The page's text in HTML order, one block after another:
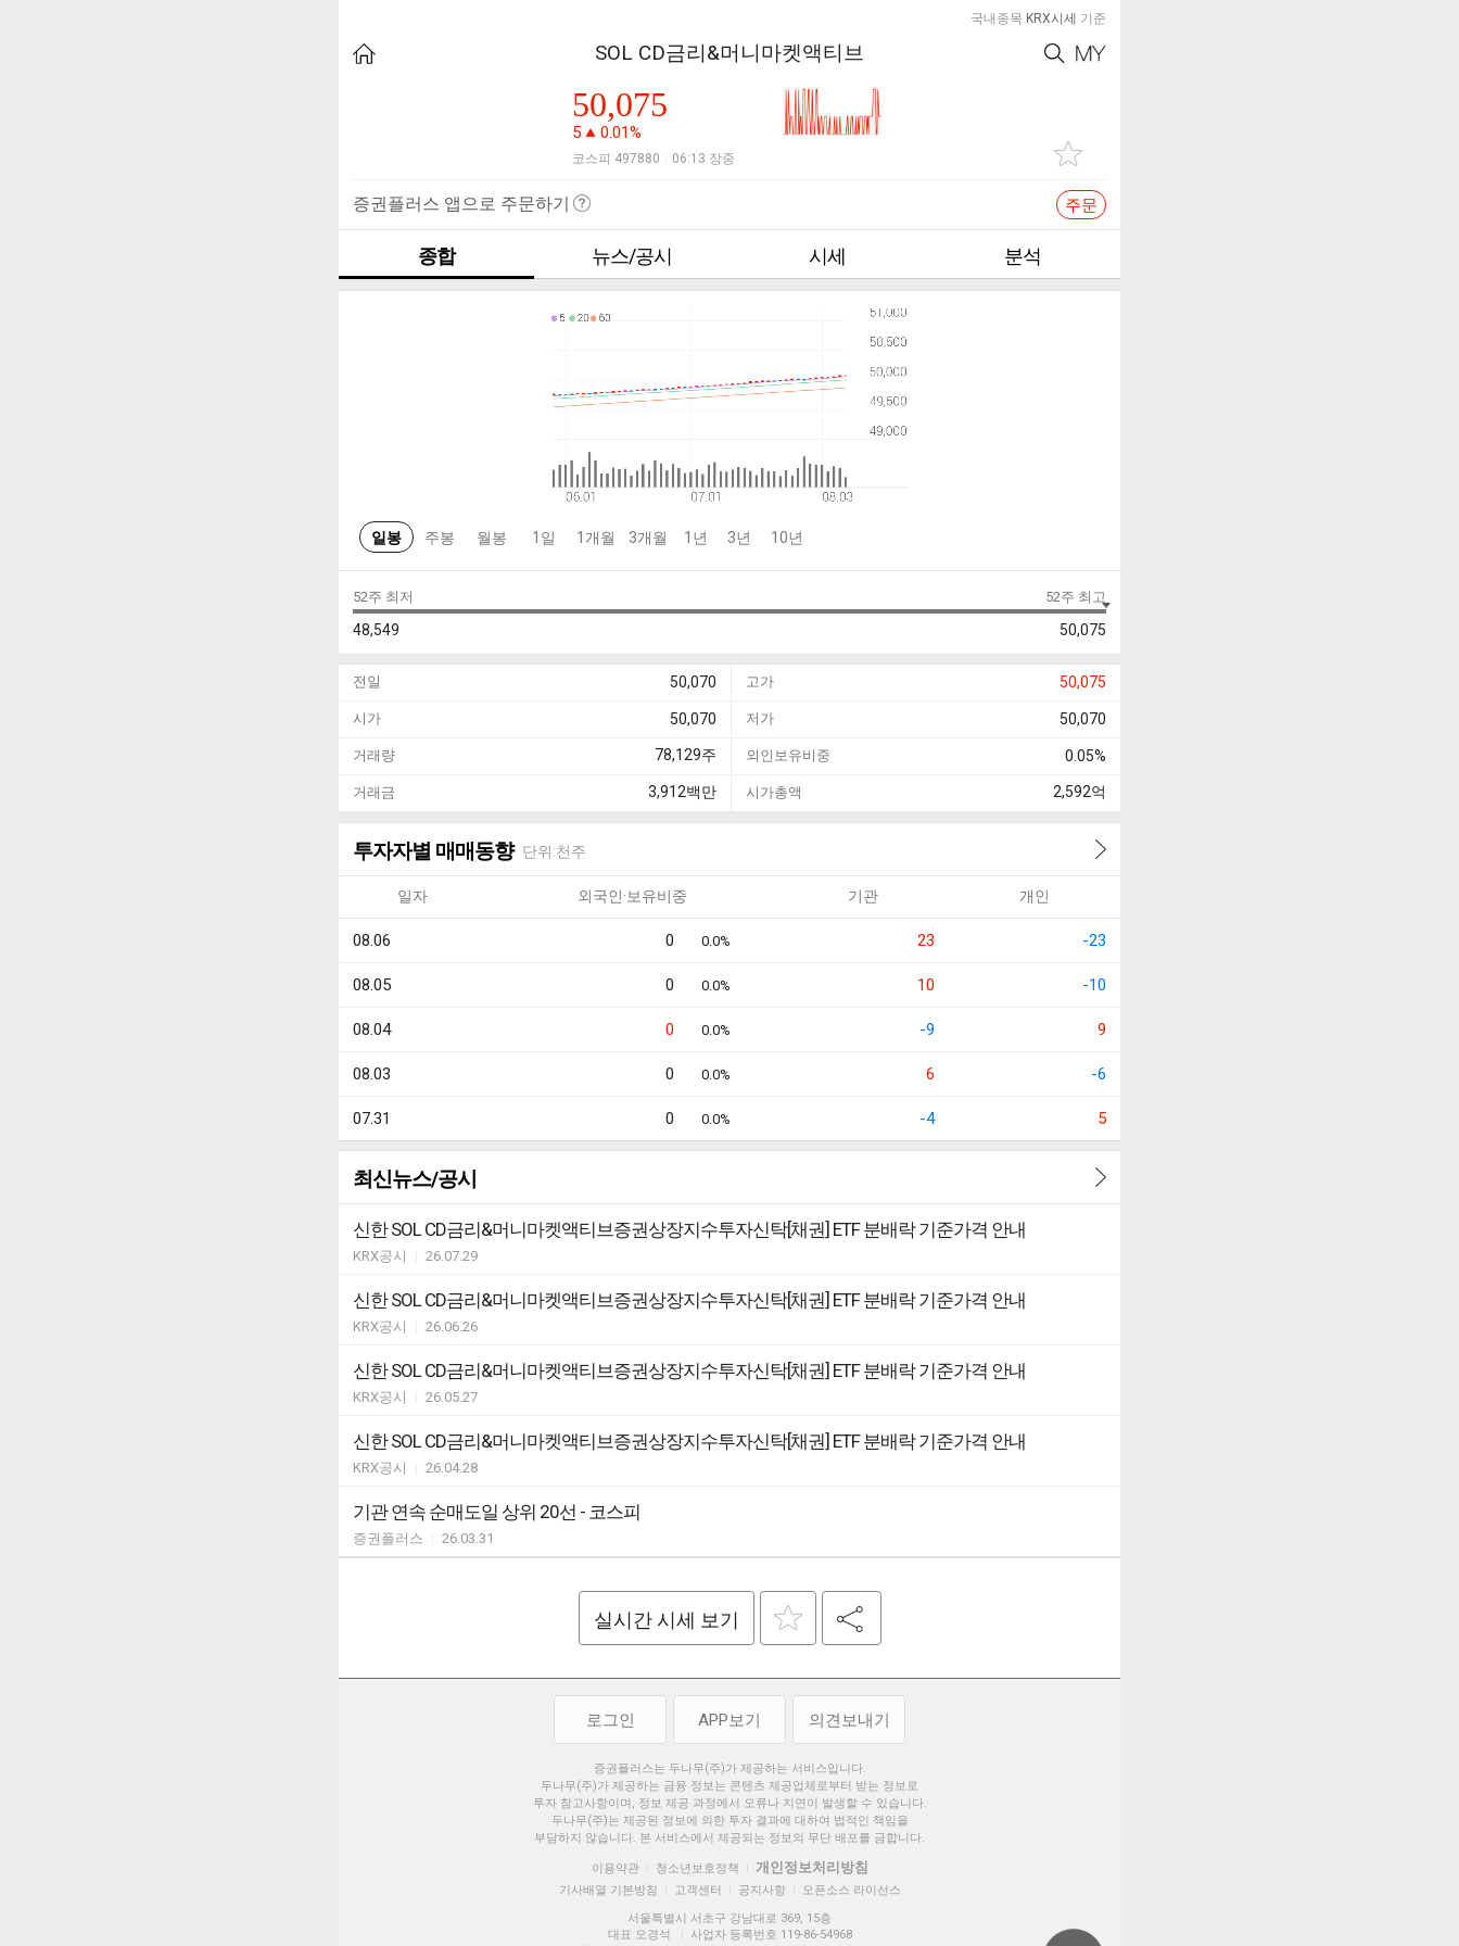
국내종목 KRX시세 기준
SOL CD금리&머니마켓액티브
50,075
5 0.01%
코스피 497880 06:13 장중
증권플러스 앱으로 주문하기 주문
종합 뉴스/공시 시세 분석
일봉 주봉 월봉 1일 1개월 3개월 1년 3년 10년
52주 최저
48,549
52주 최고
50,075
전일 50,070 고가 50,075
시가 50,070 저가 50,070
거래량 78,129주 외인보유비중 0.05%
거래금 3,912백만 시가총액 2,592억
투자자별 매매동향 단위:천주
일자 외국인·보유비중 기관 개인
08.06 0 0.0% 23 -23
08.05 0 0.0% 10 -10
08.04 0 0.0% -9 9
08.03 0 0.0% 6 -6
07.31 0 0.0% -4 5
최신뉴스/공시
신한 SOL CD금리&머니마켓액티브증권상장지수투자신탁[채권] ETF 분배락 기준가격 안내
KRX공시 26.07.29
신한 SOL CD금리&머니마켓액티브증권상장지수투자신탁[채권] ETF 분배락 기준가격 안내
KRX공시 26.06.26
신한 SOL CD금리&머니마켓액티브증권상장지수투자신탁[채권] ETF 분배락 기준가격 안내
KRX공시 26.05.27
신한 SOL CD금리&머니마켓액티브증권상장지수투자신탁[채권] ETF 분배락 기준가격 안내
KRX공시 26.04.28
기관 연속 순매도일 상위 20선 - 코스피
증권플러스 26.03.31
실시간 시세 보기
로그인 APP보기 의견보내기
증권플러스는 두나무(주)가 제공하는 서비스입니다.
두나무(주)가 제공하는 금융 정보는 콘텐츠 제공업체로부터 받는 정보로
투자 참고사항이며, 정보 제공 과정에서 오류나 지연이 발생할 수 있습니다.
두나무(주)는 제공된 정보에 의한 투자 결과에 대하여 법적인 책임을
부담하지 않습니다. 본 서비스에서 제공되는 정보의 무단 배포를 금합니다.
이용약관 청소년보호정책 개인정보처리방침
기사배열 기본방침 고객센터 공지사항
오픈소스 라이선스
서울특별시 서초구 강남대로 369, 15층
대표 오경석
사업자 등록번호 119-86-54968